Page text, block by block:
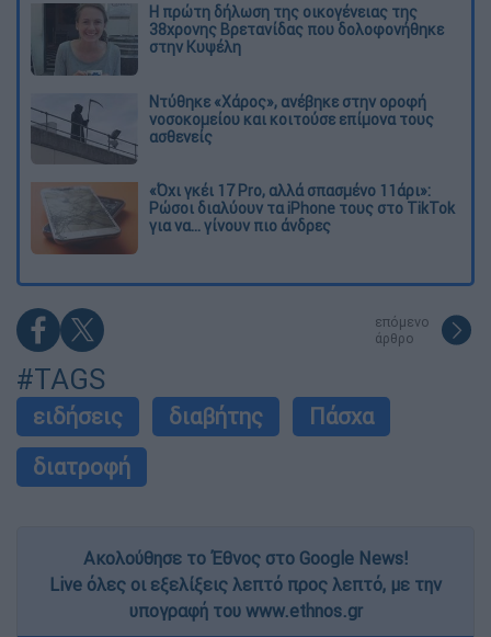
Η πρώτη δήλωση της οικογένειας της
38χρονης Βρετανίδας που δολοφονήθηκε
στην Κυψέλη
Ντύθηκε «Χάρος», ανέβηκε στην οροφή
νοσοκομείου και κοιτούσε επίμονα τους
ασθενείς
«Όχι γκέι 17 Pro, αλλά σπασμένο 11άρι»:
Ρώσοι διαλύουν τα iPhone τους στο TikTok
για να... γίνουν πιο άνδρες
επόμενο
άρθρο
#TAGS
ειδήσεις διαβήτης
Πάσχα
διατροφή
Ακολούθησε το Έθνος στο Google News!
Live όλες οι εξελίξεις λεπτό προς λεπτό, με την
υπογραφή του www.ethnos.gr